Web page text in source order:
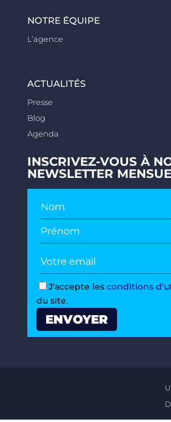
NOTRE ÉQUIPE
L’agence
ACTUALITÉS
Presse
Blog
Agenda
INSCRIVEZ-VOUS À
NEWSLETTER
J'accepte les conditions
du site.